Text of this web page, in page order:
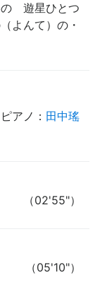
の 遊星ひとつ
よんて）の・
ピアノ ： 田中瑤
（02'55"）
（05'10"）